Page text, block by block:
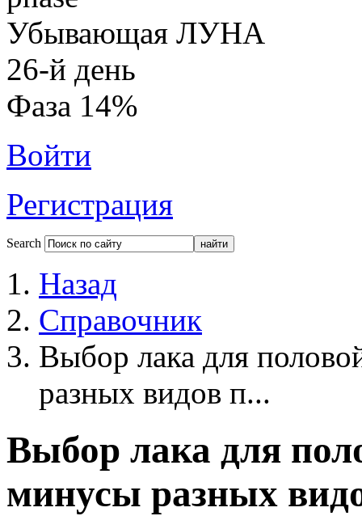
Убывающая ЛУНА
26-й день
Фаза 14%
Войти
Регистрация
Search
Назад
Cправочник
Выбор лака для
разных видов п...
Выбор лака для
минусы разных